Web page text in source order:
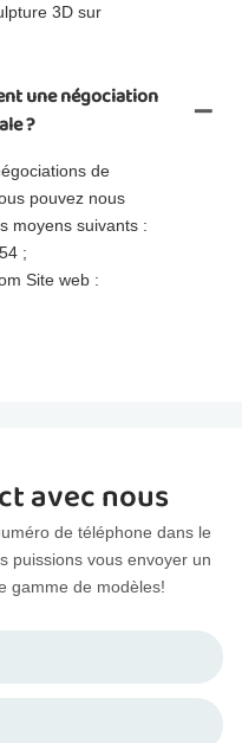
3D sur
une négociation
?
de
pouvez nous
moyens suivants :
;
Site web :
avec nous
de téléphone dans le
puissions vous envoyer un
gamme de modèles!